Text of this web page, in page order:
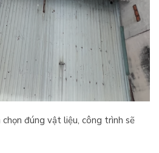
đúng vật liệu, công trình sẽ